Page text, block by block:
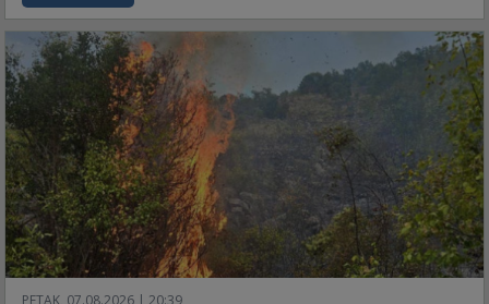
PETAK, 07.08.2026 | 20:39